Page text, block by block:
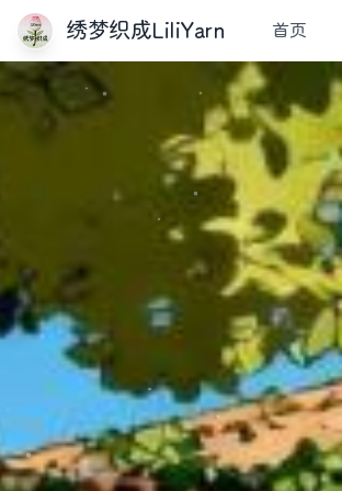
绣梦织成LiliYarn 首页